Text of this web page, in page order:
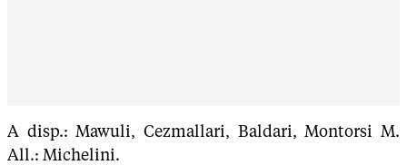
A disp.: Mawuli, Cezmallari, Baldari, Montorsi M.
All.: Michelini.